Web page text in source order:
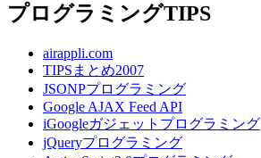
プログラミングTIPS
airappli.com
TIPSまとめ2007
JSONPプログラミング
Google AJAX Feed API
iGoogleガジェットプログラミング
jQueryプログラミング